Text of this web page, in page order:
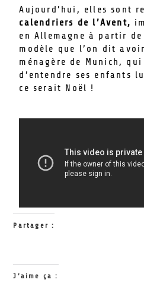
Aujourd’hui, elles sont
calendriers de l’Avent,
en Allemagne à partir
modèle que l’on dit
ménagère de Munich,
d’entendre ses enfants
ce serait Noël !
Partager :
J’aime ça :